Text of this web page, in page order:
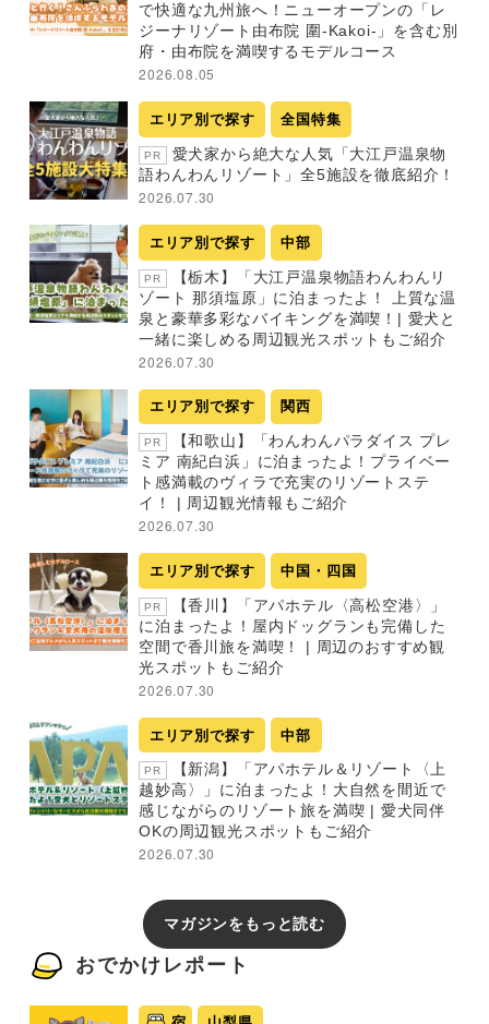
で快適な九州旅へ！ニューオープンの「レ
ジーナリゾート由布院 圍-Kakoi-」を含む別
府・由布院を満喫するモデルコース
2026.08.05
エリア別で探す 全国特集
PR
愛犬家から絶大な人気「大江戸温泉物
語わんわんリゾート」全5施設を徹底紹介！
2026.07.30
エリア別で探す 中部
PR
【栃木】「大江戸温泉物語わんわんリ
ゾート 那須塩原」に泊まったよ！ 上質な温
泉と豪華多彩なバイキングを満喫！| 愛犬と
一緒に楽しめる周辺観光スポットもご紹介
2026.07.30
エリア別で探す 関西
PR
【和歌山】「わんわんパラダイス プレ
ミア 南紀白浜」に泊まったよ！プライベー
ト感満載のヴィラで充実のリゾートステ
イ！ | 周辺観光情報もご紹介
2026.07.30
エリア別で探す 中国・四国
PR
【香川】「アパホテル〈高松空港〉」
に泊まったよ！屋内ドッグランも完備した
空間で香川旅を満喫！ | 周辺のおすすめ観
光スポットもご紹介
2026.07.30
エリア別で探す 中部
PR
【新潟】「アパホテル＆リゾート〈上
越妙高〉」に泊まったよ！大自然を間近で
感じながらのリゾート旅を満喫 | 愛犬同伴
OKの周辺観光スポットもご紹介
2026.07.30
マガジンをもっと読む
おでかけレポート